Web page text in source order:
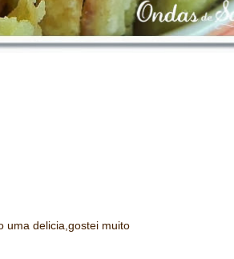
uma delicia,gostei muito